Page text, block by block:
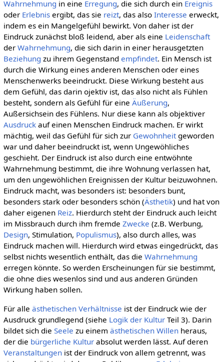
Wahrnehmung in eine Erregung, die sich durch ein Ereignis
oder Erlebnisergibt, das sie reizt, das also Interesse erweckt,
indem es ein Mangelgefühl bewirkt. Von daher ist der
Eindruck zunächst bloß leidend, aber als eine Leidenschaft
der Wahrnehmung, die sich darin in einer herausgetzten
Beziehung zu ihrem Gegenstand empfindet. Ein Mensch ist
durch die Wirkung eines anderen Menschen oder eines
Menschenwerks beeindruckt. Diese Wirkung besteht aus
dem Gefühl, das darin ojektiv ist, das also nicht als Fühlen
besteht, sondern als Gefühl für eine Äußerung,
Außersichsein des Fühlens. Nur diese kann als objektiver
Ausdruckauf einen Menschen Eindruck machen. Er wirkt
mächtig, weil das Gefühl für sich zur Gewohnheitgeworden
war und daher beeindruckt ist, wenn Ungewöhliches
geschieht. Der Eindruck ist also durch eine entwöhnte
Wahrnehmung bestimmt, die ihre Wohnung verlassen hat,
um den ungewöhlichen Ereignissen der Kultur beizuwohnen.
Eindruck macht, was besonders ist: besonders bunt,
besonders stark oder besonders schön (Ästhetik) und hat von
daher eigenen Reiz. Hierdurch steht der Eindruck auch leicht
im Missbrauch durch ihm fremde Zwecke (z.B. Werbung,
Design, Stimulation, Populismus), also durch alles, was
Eindruck machen will. Hierdurch wird etwas eingedrückt, das
selbst nichts wesentlich enthält, das die Wahrnehmung
erregen könnte. So werden Erscheinungen für sie bestimmt,
die ohne dies wesenlos sind und aus anderen Gründen
Wirkung haben sollen.
Für alle ästhetischen Verhältnisse ist der Eindruck wie der
Ausdruck grundlegend (siehe Logik der KulturTeil 3). Darin
bildet sich die Seele zu einem ästhetischen Willenheraus,
der die bürgerliche Kulturabsolut werden lässt. Auf deren
Veranstaltungenist der Eindruck von allem getrennt, was